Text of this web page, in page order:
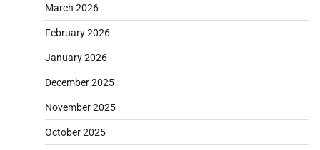
March 2026
February 2026
January 2026
December 2025
November 2025
October 2025